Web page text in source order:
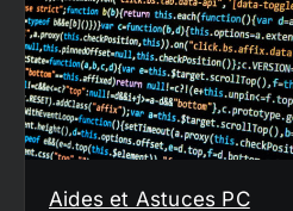
Aides et Astuces PC